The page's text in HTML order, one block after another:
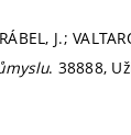
J.;
. 38888,